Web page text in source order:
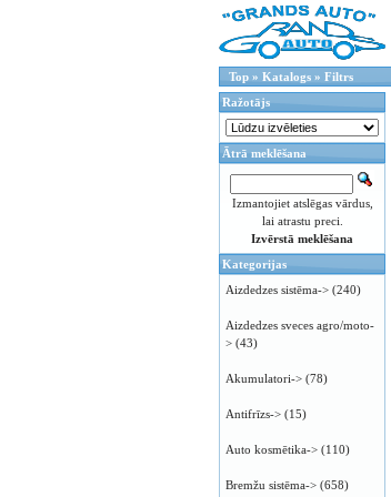
Top » Katalogs » Filtrs
Ražotājs
Ātrā meklēšana
Izmantojiet atslēgas vārdus,
lai atrastu preci.
Izvērstā meklēšana
Kategorijas
Aizdedzes sistēma-> (240)
Aizdedzes sveces agro/moto-
> (43)
Akumulatori-> (78)
Antifrīzs-> (15)
Auto kosmētika-> (110)
Bremžu sistēma-> (658)